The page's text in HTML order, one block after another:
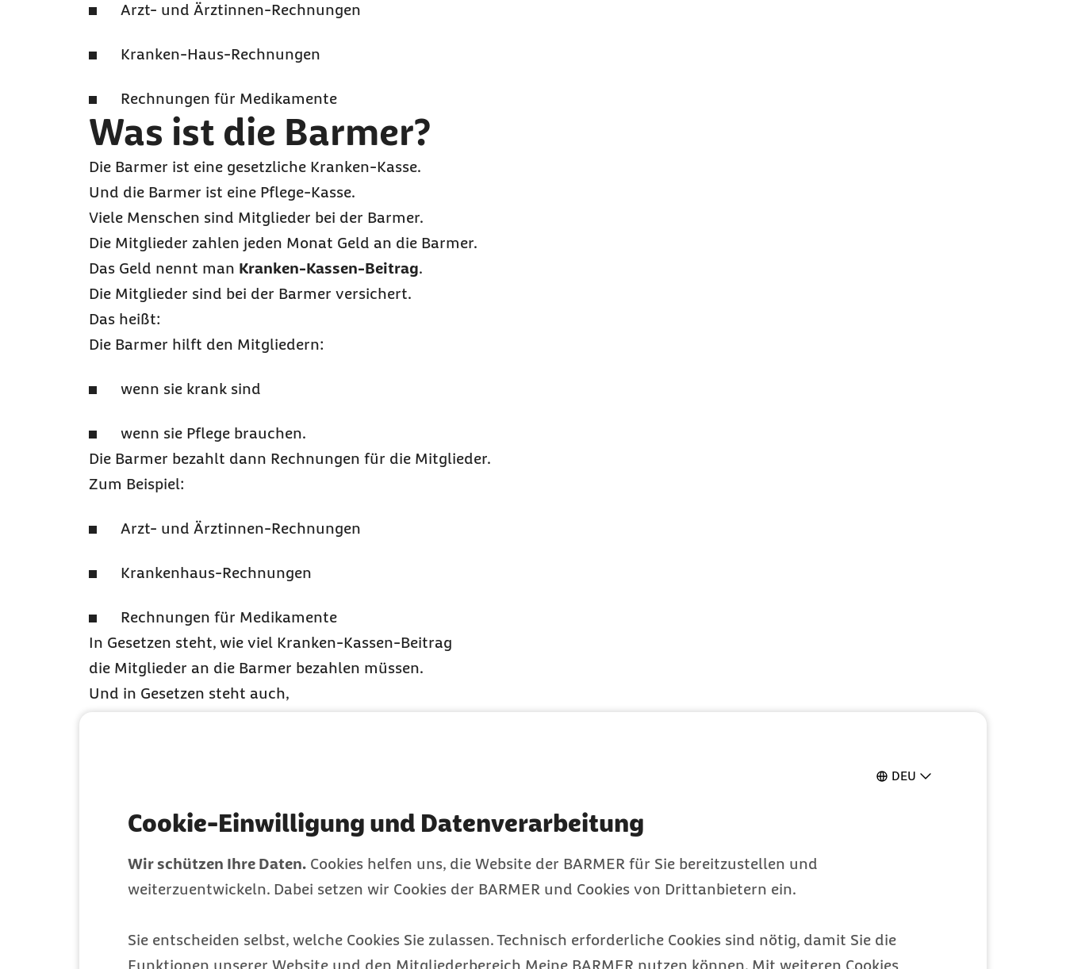
DEU
Cookie-Einwilligung und Datenverarbeitung
Wir schützen Ihre Daten. Cookies helfen uns, die Website der BARMER für Sie bereitzustellen und
weiterzuentwickeln. Dabei setzen wir Cookies der BARMER und Cookies von Drittanbietern ein.
Sie entscheiden selbst, welche Cookies Sie zulassen. Technisch erforderliche Cookies sind nötig, damit Sie die
Funktionen unserer Website und den Mitgliederbereich Meine BARMER nutzen können. Mit weiteren Cookies
Arzt- und Ärztinnen-Rechnungen
Kranken-Haus-Rechnungen
Rechnungen für Medikamente
Was ist die Barmer?
Die Barmer ist eine gesetzliche Kranken-Kasse.
Und die Barmer ist eine Pflege-Kasse.
Viele Menschen sind Mitglieder bei der Barmer.
Die Mitglieder zahlen jeden Monat Geld an die Barmer.
Das Geld nennt man Kranken-Kassen-Beitrag.
Die Mitglieder sind bei der Barmer versichert.
Das heißt:
Die Barmer hilft den Mitgliedern:
wenn sie krank sind
wenn sie Pflege brauchen.
Die Barmer bezahlt dann Rechnungen für die Mitglieder.
Zum Beispiel:
Arzt- und Ärztinnen-Rechnungen
Krankenhaus-Rechnungen
Rechnungen für Medikamente
In Gesetzen steht, wie viel Kranken-Kassen-Beitrag
die Mitglieder an die Barmer bezahlen müssen.
Und in Gesetzen steht auch,
Machen Sie eine Ausbildung?
Studieren Sie?
Arbeiten Sie in einem Beruf?
Sind Sie Rentner oder Rentnerin?
Dann können Sie Mitglied bei der Barmer werden.